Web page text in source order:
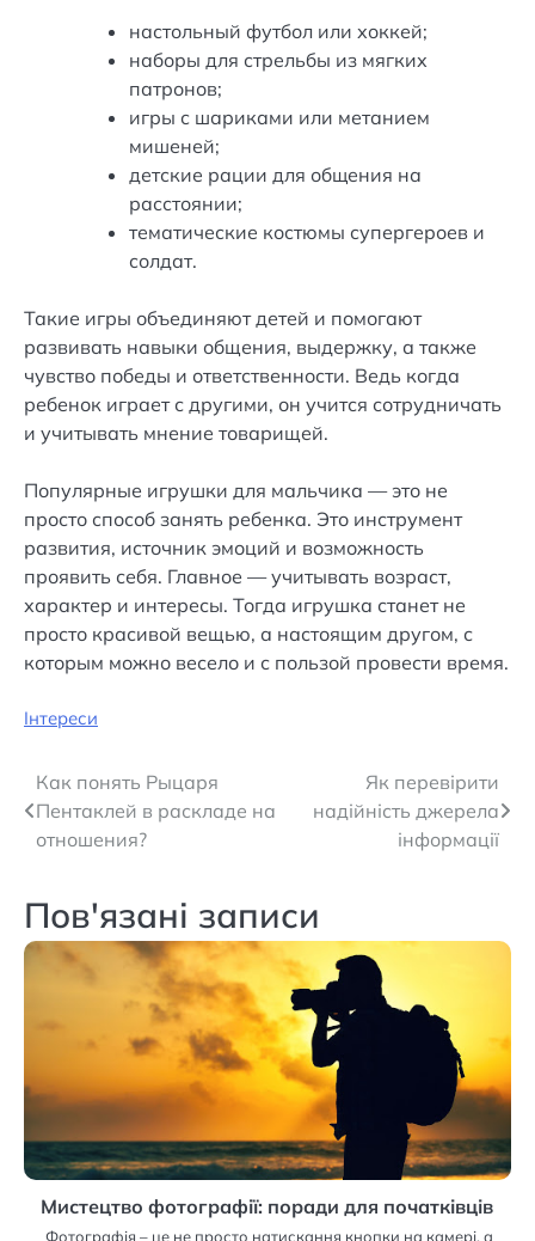
настольный футбол или хоккей;
наборы для стрельбы из мягких
патронов;
игры с шариками или метанием
мишеней;
детские рации для общения на
расстоянии;
тематические костюмы супергероев и
солдат.
Такие игры объединяют детей и помогают
развивать навыки общения, выдержку, а также
чувство победы и ответственности. Ведь когда
ребенок играет с другими, он учится сотрудничать
и учитывать мнение товарищей.
Популярные игрушки для мальчика — это не
просто способ занять ребенка. Это инструмент
развития, источник эмоций и возможность
проявить себя. Главное — учитывать возраст,
характер и интересы. Тогда игрушка станет не
просто красивой вещью, а настоящим другом, с
которым можно весело и с пользой провести время.
Інтереси
Навігація
записів
Как понять Рыцаря
Пентаклей в раскладе на
отношения?
Як перевірити
надійність джерела
інформації
Пов'язані записи
Мистецтво фотографії: поради для початківців
Фотографія – це не просто натискання кнопки на камері, а